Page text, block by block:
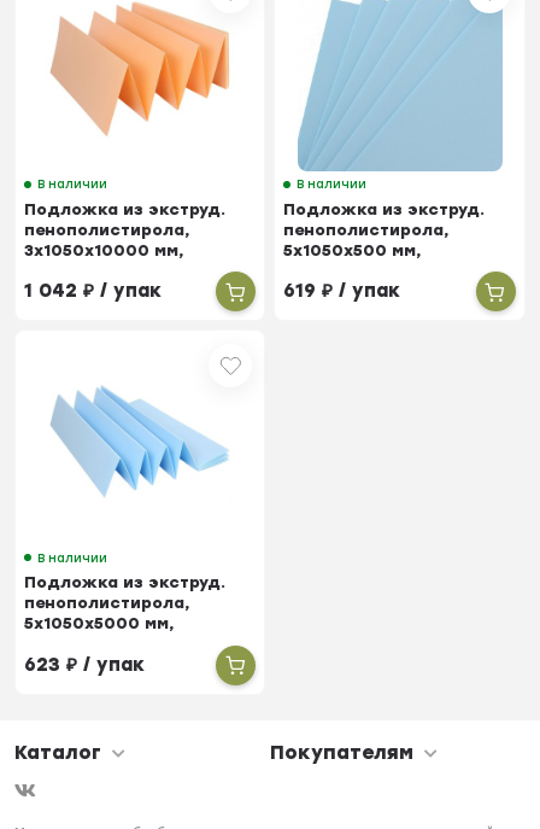
В наличии
Подложка из экструд.
пенополистирола,
3х1050х10000 мм,
1 042₽ / упак
В наличии
Подложка из экструд.
пенополистирола,
5х1050х500 мм,
619₽ / упак
В наличии
Подложка из экструд.
пенополистирола,
5х1050х5000 мм,
623₽ / упак
Каталог Покупателям